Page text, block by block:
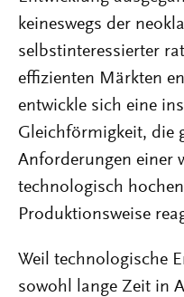
keineswegs der
selbstinteressierter
effizienten Märkten
entwickle sich eine
Gleichförmigkeit, die
Anforderungen einer
technologisch
Produktionsweise
Weil technologische
sowohl lange Zeit in